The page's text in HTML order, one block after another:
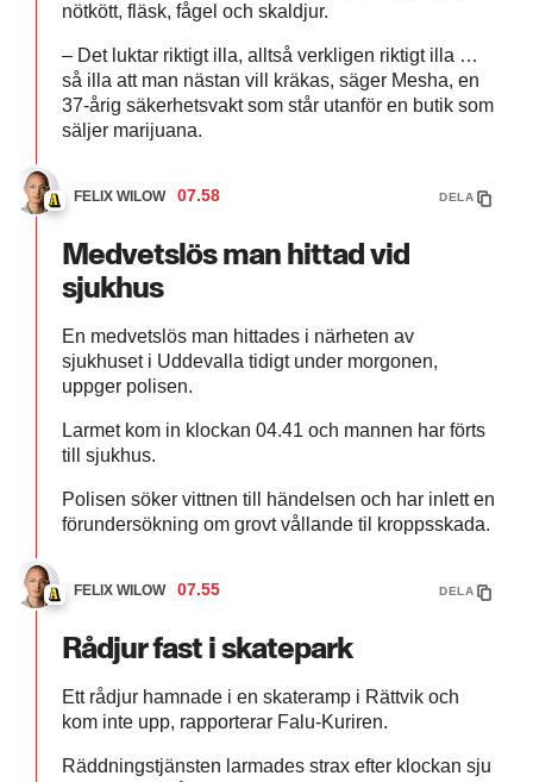
nötkött, fläsk, fågel och skaldjur.
– Det luktar riktigt illa, alltså verkligen riktigt illa …
så illa att man nästan vill kräkas, säger Mesha, en
37-årig säkerhetsvakt som står utanför en butik som
säljer marijuana.
FELIX WILOW 07.58 DELA
Medvetslös man hittad vid
sjukhus
En medvetslös man hittades i närheten av
sjukhuset i Uddevalla tidigt under morgonen,
uppger polisen.
Larmet kom in klockan 04.41 och mannen har förts
till sjukhus.
Polisen söker vittnen till händelsen och har inlett en
förundersökning om grovt vållande til kroppsskada.
FELIX WILOW 07.55 DELA
Rådjur fast i skatepark
Ett rådjur hamnade i en skateramp i Rättvik och
kom inte upp, rapporterar Falu-Kuriren.
Räddningstjänsten larmades strax efter klockan sju